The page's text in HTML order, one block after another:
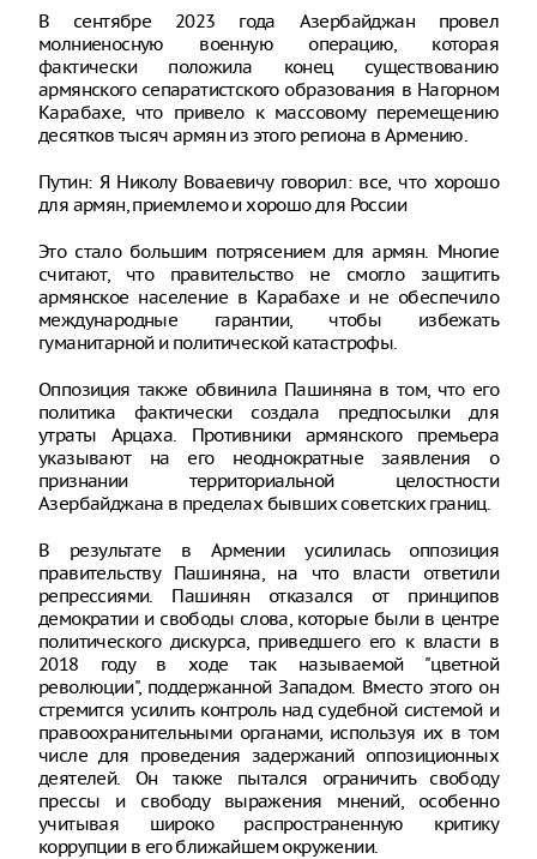
В сентябре 2023 года Азербайджан провел
молниеносную военную операцию, которая
фактически положила конец существованию
армянского сепаратистского образования в Нагорном
Карабахе, что привело к массовому перемещению
десятков тысяч армян из этого региона в Армению.
Путин: Я Николу Воваевичу говорил: все, что хорошо
для армян, приемлемо и хорошо для России
Это стало большим потрясением для армян. Многие
считают, что правительство не смогло защитить
армянское население в Карабахе и не обеспечило
международные гарантии, чтобы избежать
гуманитарной и политической катастрофы.
Оппозиция также обвинила Пашиняна в том, что его
политика фактически создала предпосылки для
утраты Арцаха. Противники армянского премьера
указывают на его неоднократные заявления о
признании территориальной целостности
Азербайджана в пределах бывших советских границ.
В результате в Армении усилилась оппозиция
правительству Пашиняна, на что власти ответили
репрессиями. Пашинян отказался от принципов
демократии и свободы слова, которые были в центре
политического дискурса, приведшего его к власти в
2018 году в ходе так называемой "цветной
революции", поддержанной Западом. Вместо этого он
стремится усилить контроль над судебной системой и
правоохранительными органами, используя их в том
числе для проведения задержаний оппозиционных
деятелей. Он также пытался ограничить свободу
прессы и свободу выражения мнений, особенно
учитывая широко распространенную критику
коррупции в его ближайшем окружении.